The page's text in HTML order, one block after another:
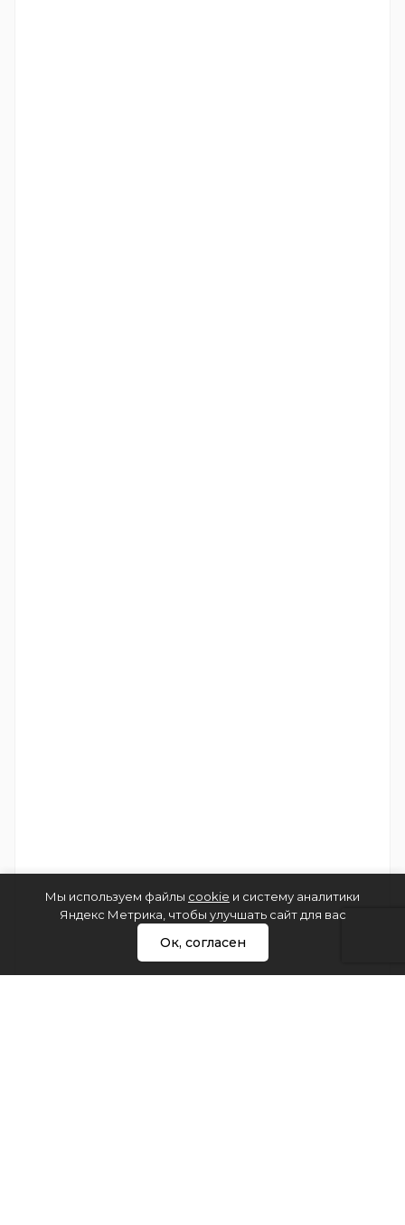
Мы используем файлы cookie и систему аналитики
Яндекс Метрика, чтобы улучшать сайт для вас
Ок, согласен